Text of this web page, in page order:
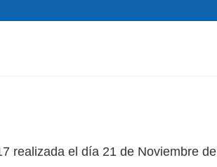
realizada el día 21 de Noviembre de